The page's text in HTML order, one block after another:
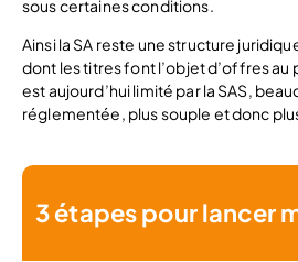
sous certaines conditions.
Ainsi la SA reste une structure
dont les titres font l’objet d’offres au
est aujourd’hui limité par la SAS,
réglementée, plus souple et donc
3 étapes pour lancer